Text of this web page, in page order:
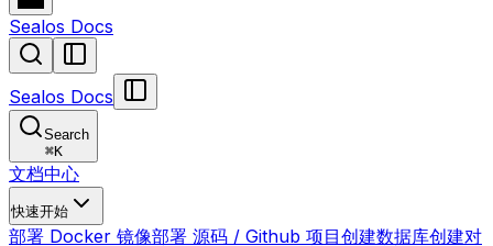
Sealos Docs
Sealos Docs
Search
⌘K
文档中心
快速开始
部署 Docker 镜像部署 源码 / Github 项目创建数据库创建对